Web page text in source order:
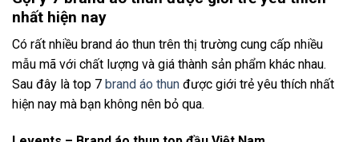
nhất hiện nay
Có rất nhiều brand áo thun trên thị trường cung cấp nhiều
mẫu mã với chất lượng và giá thành sản phẩm khác nhau.
Sau đây là top 7 brand áo thun được giới trẻ yêu thích nhất
hiện nay mà bạn không nên bỏ qua.